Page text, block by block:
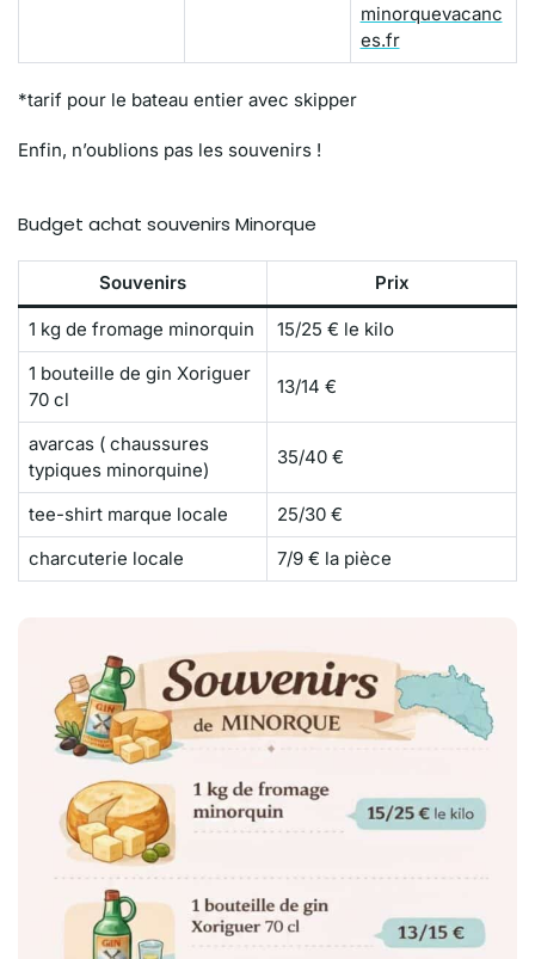
minorquevacanc
es.fr
*tarif pour le bateau entier avec skipper
Enfin, n’oublions pas les souvenirs !
Budget achat souvenirs Minorque
Souvenirs Prix
1 kg de fromage minorquin
15/25 € le kilo
1 bouteille de gin Xoriguer
70 cl
13/14 €
avarcas ( chaussures
typiques minorquine)
35/40 €
tee-shirt marque locale
25/30 €
charcuterie locale
7/9 € la pièce